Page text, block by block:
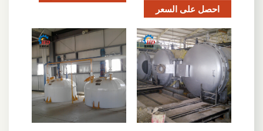
احصل على السعر